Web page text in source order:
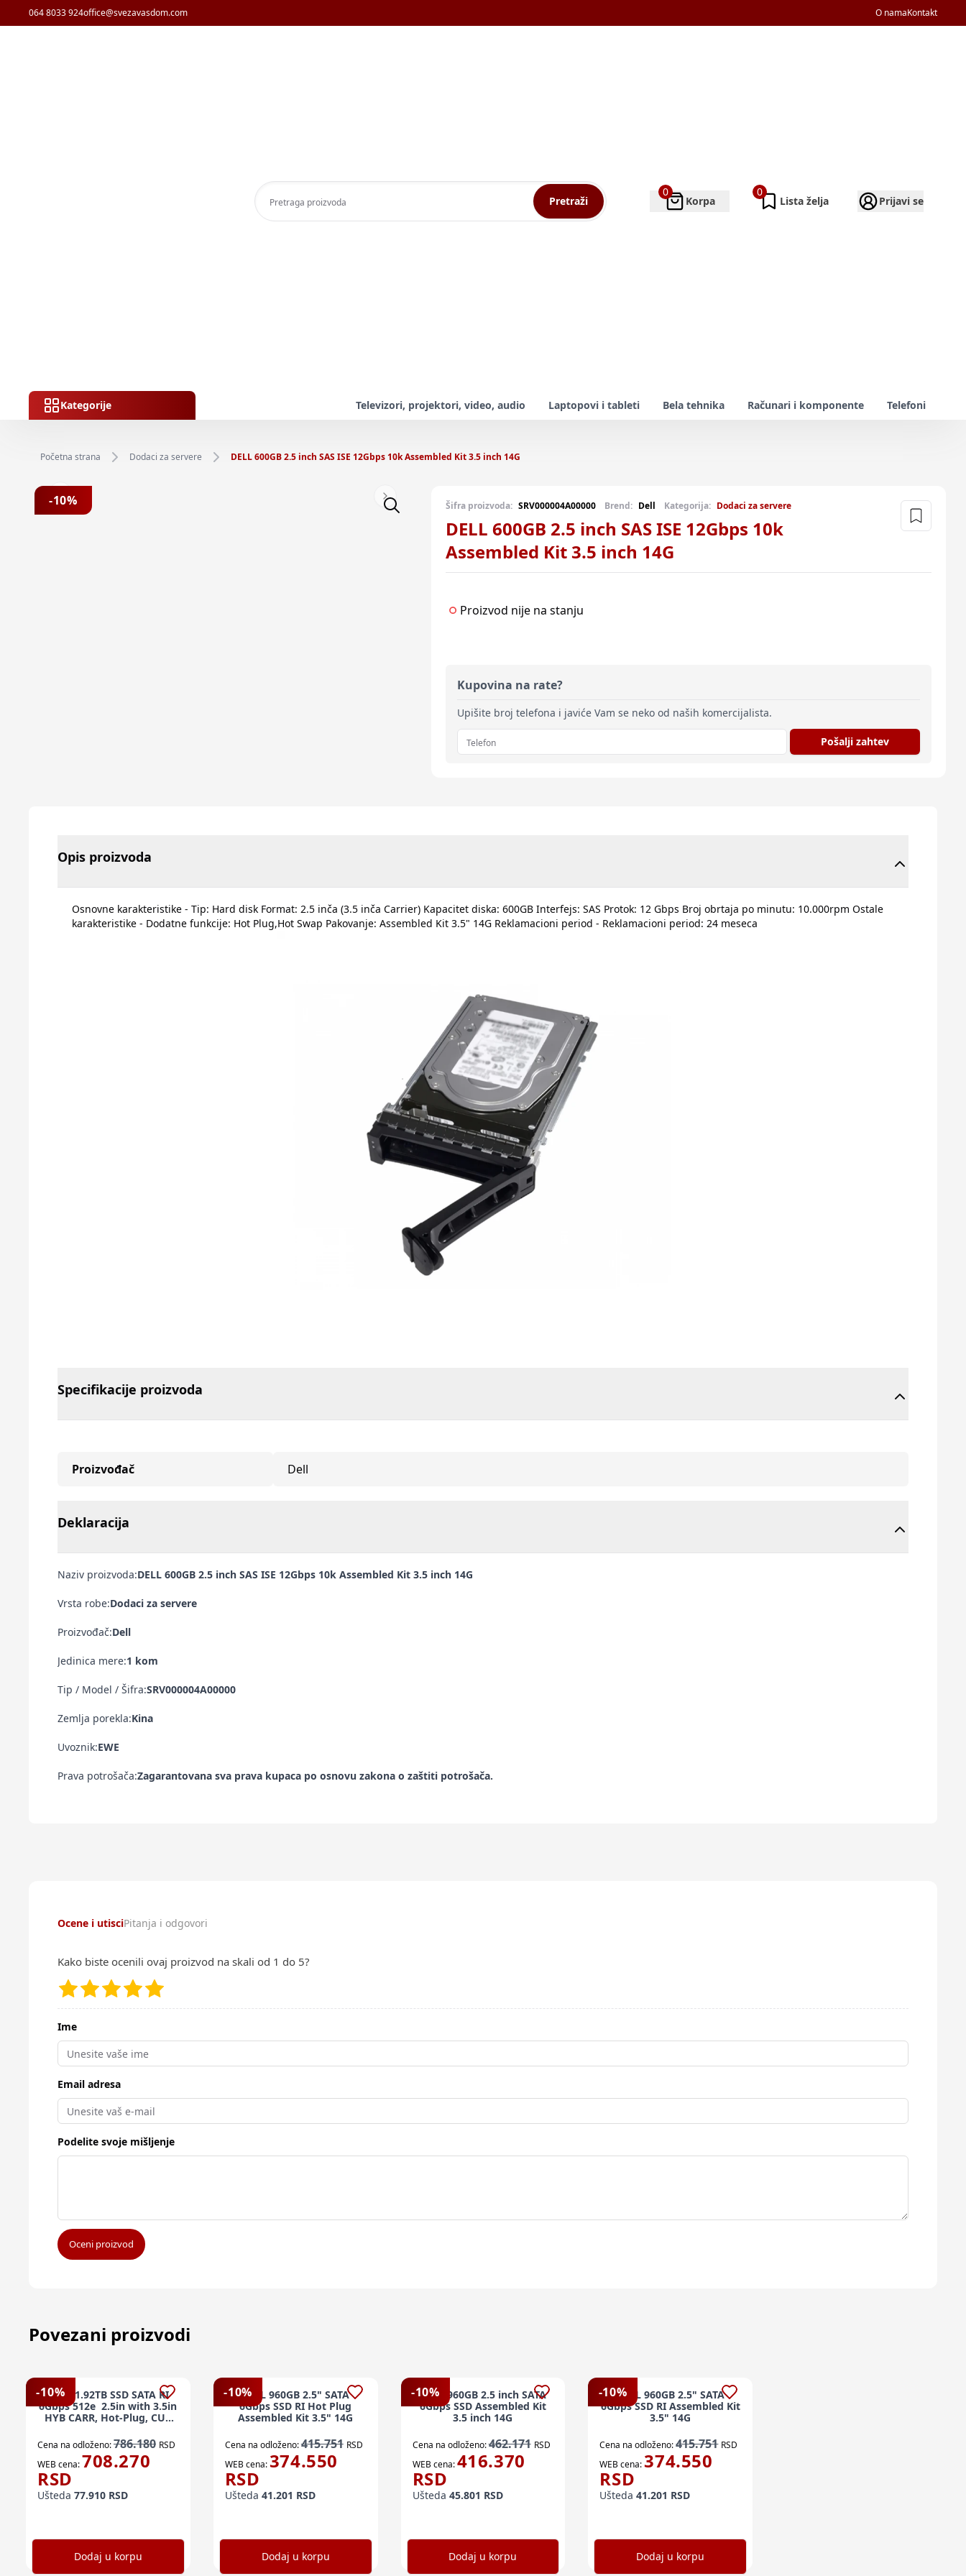
064 8033 924office@svezavasdom.com O namaKontakt
Pretraži
0
Korpa
0
Lista želja Prijavi se
Kategorije Televizori, projektori, video, audio Laptopovi i tableti Bela tehnika Računari i komponente Telefoni
Početna strana Dodaci za servere DELL 600GB 2.5 inch SAS ISE 12Gbps 10k Assembled Kit 3.5 inch 14G
Previous slide Next slide
-10% Šifra proizvoda: SRV000004A00000 Brend: Dell Kategorija: Dodaci za servere
DELL 600GB 2.5 inch SAS ISE 12Gbps 10k
Assembled Kit 3.5 inch 14G
Proizvod nije na stanju
Kupovina na rate?
Upišite broj telefona i javiće Vam se neko od naših komercijalista.
Pošalji zahtev
Opis proizvoda
Osnovne karakteristike - Tip: Hard disk Format: 2.5 inča (3.5 inča Carrier) Kapacitet diska: 600GB Interfejs: SAS Protok: 12 Gbps Broj obrtaja po minutu: 10.000rpm Ostale
karakteristike - Dodatne funkcije: Hot Plug,Hot Swap Pakovanje: Assembled Kit 3.5" 14G Reklamacioni period - Reklamacioni period: 24 meseca
Specifikacije proizvoda
Proizvođač Dell
Deklaracija
Naziv proizvoda:DELL 600GB 2.5 inch SAS ISE 12Gbps 10k Assembled Kit 3.5 inch 14G
Vrsta robe:Dodaci za servere
Proizvođač:Dell
Jedinica mere:1 kom
Tip / Model / Šifra:SRV000004A00000
Zemlja porekla:Kina
Uvoznik:EWE
Prava potrošača:Zagarantovana sva prava kupaca po osnovu zakona o zaštiti potrošača.
Ocene i utisciPitanja i odgovori
Kako biste ocenili ovaj proizvod na skali od 1 do 5?
Ime
Email adresa
Podelite svoje mišljenje
Oceni proizvod
Povezani proizvodi
-10%
DELL 1.92TB SSD SATA RI
6Gbps 512e 2.5in with 3.5in
HYB CARR, Hot-Plug, CUS
Cena na odloženo:786.180 RSD
WEB cena:708.270
RSD
Ušteda 77.910 RSD
Dodaj u korpu
-10%
DELL 960GB 2.5" SATA
6Gbps SSD RI Hot Plug
Assembled Kit 3.5" 14G
Cena na odloženo:415.751 RSD
WEB cena:374.550
RSD
Ušteda 41.201 RSD
Dodaj u korpu
-10%
DELL 960GB 2.5 inch SATA
6Gbps SSD Assembled Kit
3.5 inch 14G
Cena na odloženo:462.171 RSD
WEB cena: 416.370
RSD
Ušteda 45.801 RSD
Dodaj u korpu
-10%
DELL 960GB 2.5" SATA
6Gbps SSD RI Assembled Kit
3.5" 14G
Cena na odloženo:415.751 RSD
WEB cena:374.550
RSD
Ušteda 41.201 RSD
Dodaj u korpu